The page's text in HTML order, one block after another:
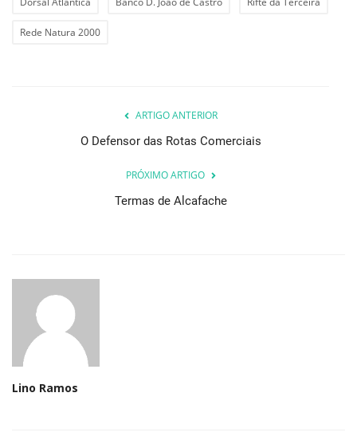
Rede Natura 2000
ARTIGO ANTERIOR
O Defensor das Rotas Comerciais
PRÓXIMO ARTIGO
Termas de Alcafache
Lino Ramos